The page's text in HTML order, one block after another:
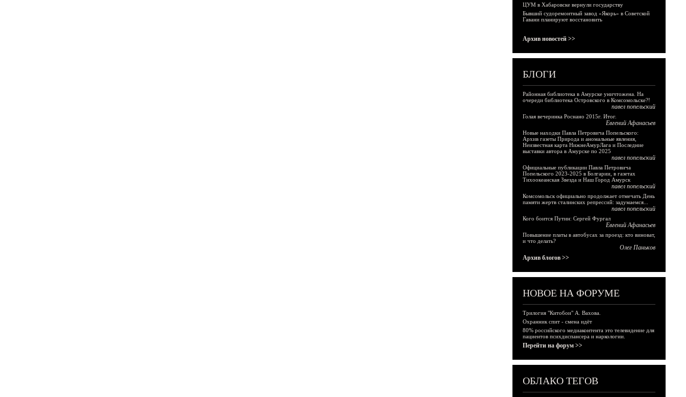
ЦУМ в Хабаровске вернули государству
Бывший судоремонтный завод «Якорь» в Советской
Гавани планируют восстановить
Архив новостей >>
БЛОГИ
Районная библиотека в Амурске уничтожена. На
очереди библиотека Островского в Комсомольске?!
павел попельский
Голая вечеринка Роснано 2015г. Итог.
Евгений Афанасьев
Новые находки Павла Петровича Попельского:
Архив газеты Природа и аномальные явления,
Неизвестная карта НижнеАмурЛага и Последние
выставки автора в Амурске по 2025
павел попельский
Официальные публикации Павла Петровича
Попельского 2023-2025 в Болгарии, в газетах
Тихоокеанская Звезда и Наш Город Амурск
павел попельский
Комсомольск официально продолжает отмечать День
памяти жертв сталинских репрессий: задумаемся...
павел попельский
Кого боится Путин: Сергей Фургал
Евгений Афанасьев
Повышение платы в автобусах за проезд: кто виноват,
и что делать?
Олег Паньков
Архив блогов >>
НОВОЕ НА ФОРУМЕ
Трилогия "Китобои" А. Вахова.
Охранник спит - смена идёт
80% российского медиаконтента это телевидение для
пациентов психдиспансера и наркологии.
Перейти на форум >>
ОБЛАКО ТЕГОВ